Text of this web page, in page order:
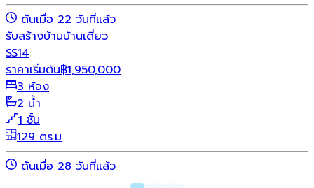
ดันเมื่อ 22 วันที่แล้ว
รับสร้างบ้านบ้านเดี่ยว
SS14
ราคาเริ่มต้น฿1,950,000
3 ห้อง
2 น้ำ
1 ชั้น
129 ตร.ม
ดันเมื่อ 28 วันที่แล้ว